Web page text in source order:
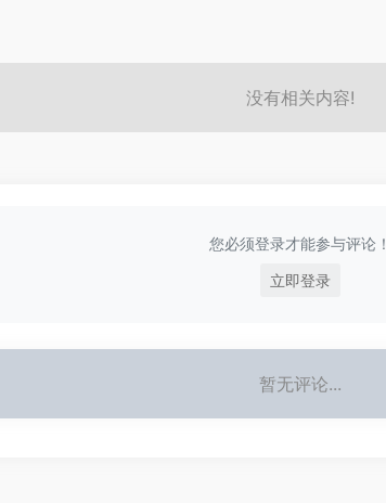
没有相关内容!
您必须登录才能参与评论！
立即登录
暂无评论...